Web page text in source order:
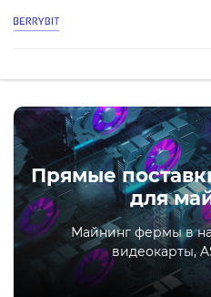
Прямые
для
Майнинг фермы в
видеокарты,